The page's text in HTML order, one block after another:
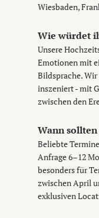
Wiesbaden,
Wie würdet
Unsere
Emotionen mit
Bildsprache.
inszeniert - mit
zwischen den
Wann
Beliebte
Anfrage 6–12
besonders für
zwischen April
exklusiven